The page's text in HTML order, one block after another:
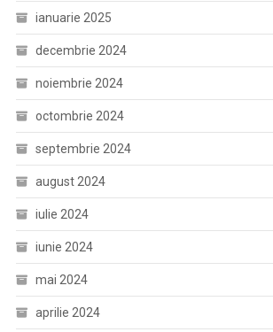
ianuarie 2025
decembrie 2024
noiembrie 2024
octombrie 2024
septembrie 2024
august 2024
iulie 2024
iunie 2024
mai 2024
aprilie 2024